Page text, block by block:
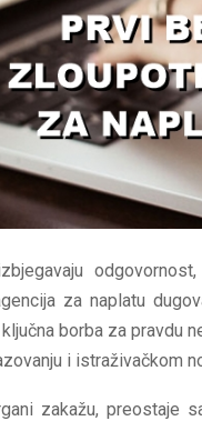
za naplatu
ključna borba za pravdu
i istraživačkom
zakažu, preostaje